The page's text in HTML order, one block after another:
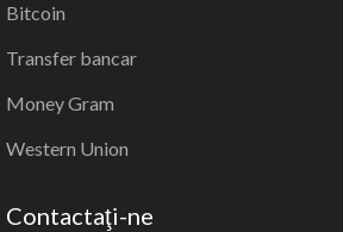
Bitcoin
Transfer bancar
Money Gram
Western Union
Contactaţi-ne